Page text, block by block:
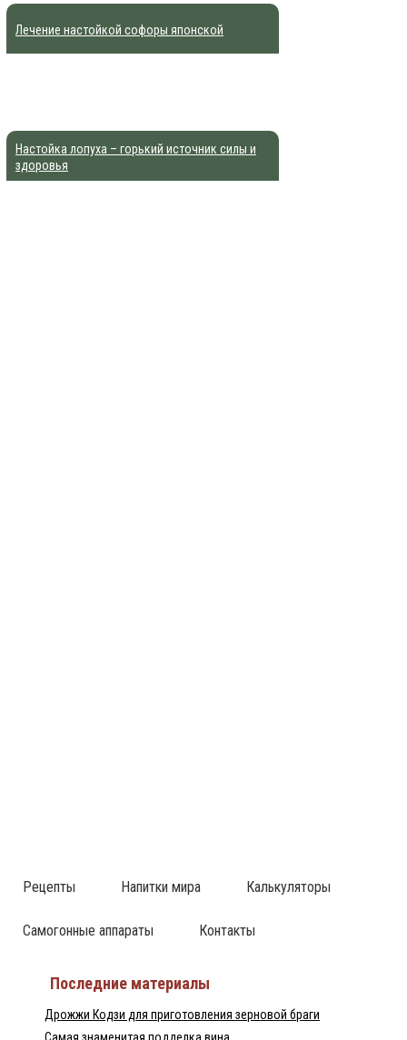
Лечение настойкой софоры японской
Настойка лопуха – горький источник силы и
здоровья
Рецепты Напитки мира Калькуляторы
Самогонные аппараты Контакты
Последние материалы
Дрожжи Кодзи для приготовления зерновой браги